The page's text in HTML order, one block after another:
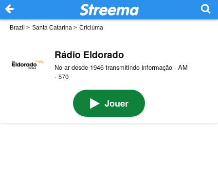
Brazil > Santa Catarina > Criciúma
Rádio Eldorado
No ar desde 1946 transmitindo informação · AM
· 570
Jouer